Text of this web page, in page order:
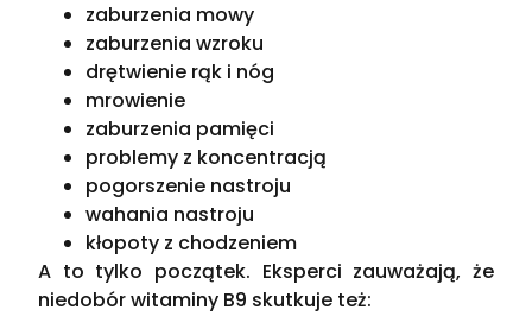
zaburzenia mowy
zaburzenia wzroku
drętwienie rąk i nóg
mrowienie
zaburzenia pamięci
problemy z koncentracją
pogorszenie nastroju
wahania nastroju
kłopoty z chodzeniem
A to tylko początek. Eksperci zauważają, że
niedobór witaminy B9 skutkuje też: